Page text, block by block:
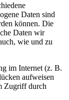
Daten sind
können. Die
Daten wir
wie und zu
im Internet (z. B.
aufweisen
Zugriff durch